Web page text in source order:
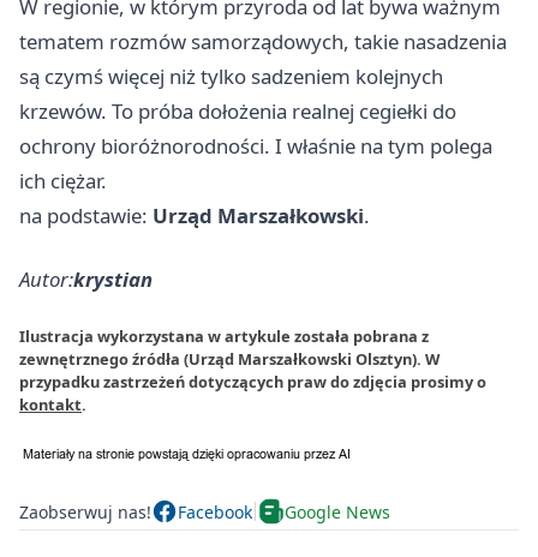
W regionie, w którym przyroda od lat bywa ważnym
tematem rozmów samorządowych, takie nasadzenia
są czymś więcej niż tylko sadzeniem kolejnych
krzewów. To próba dołożenia realnej cegiełki do
ochrony bioróżnorodności. I właśnie na tym polega
ich ciężar.
na podstawie: Urząd Marszałkowski.
Autor:krystian
Ilustracja wykorzystana w artykule została pobrana z
zewnętrznego źródła (Urząd Marszałkowski Olsztyn). W
przypadku zastrzeżeń dotyczących praw do zdjęcia prosimy o
kontakt.
Zaobserwuj nas! Facebook Google News